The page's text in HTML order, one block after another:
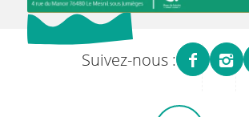
Suivez-nous :